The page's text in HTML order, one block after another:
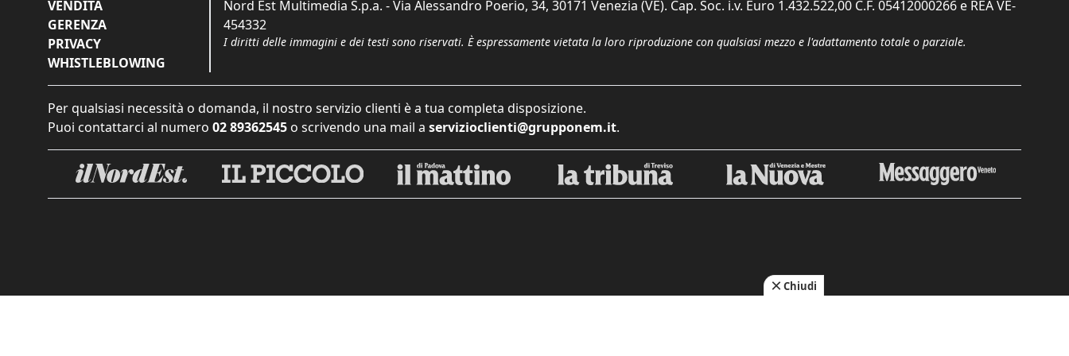
VENDITA
GERENZA
PRIVACY
WHISTLEBLOWING
Nord Est Multimedia S.p.a. - Via Alessandro Poerio, 34, 30171 Venezia (VE). Cap. Soc. i.v. Euro 1.432.522,00 C.F. 05412000266 e REA VE-
454332
I diritti delle immagini e dei testi sono riservati. È espressamente vietata la loro riproduzione con qualsiasi mezzo e l'adattamento totale o parziale.
Per qualsiasi necessità o domanda, il nostro servizio clienti è a tua completa disposizione.
Puoi contattarci al numero 02 89362545 o scrivendo una mail a servizioclienti@grupponem.it.
Chiudi